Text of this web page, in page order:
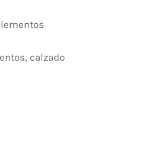
calzado